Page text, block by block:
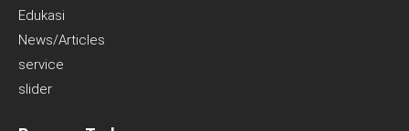
Edukasi
News/Articles
service
slider